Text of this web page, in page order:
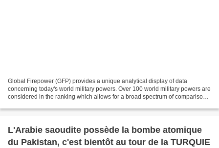
Global Firepower (GFP) provides a unique analytical display of data
concerning today's world military powers. Over 100 world military powers are
considered in the ranking which allows for a broad spectrum of comparisons
L'Arabie saoudite possède la bombe atomique
du Pakistan, c'est bientôt au tour de la TURQUIE